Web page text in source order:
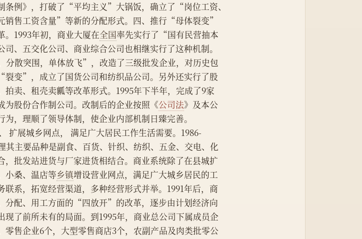
条例》，打破了“平均主义”大锅饭，确立了“岗位工资、
销售工资含量”等新的分配形式。四、推行“母体裂变”
。1993年初，商业大厦在全国率先实行了“国有民营抽本
、五交化公司、商业综合公司也相继实行了这种机制。
分散突围，单体放飞”，改造了三级批发企业，对历史包
变”，成立了国货公司和纺织品公司。另外还实行了股
拍卖、租壳卖瓤等改革形式。1995年下半年，完成了9家
为股份合作制公司。改制后的企业按照《公司法》及本公
，理顺了领导体制，使企业内部机制日臻完善。
、 扩展城乡网点， 满足广大居民工作生活需要。1986-
其主要品种是副食、百货、针织、纺织、五金、交电、化
，批发站进货与厂家进货相结合。商业系统除了在县城扩
小桑、温店等乡镇增设营业网点，满足广大城乡居民的工
联系，拓宽经营渠道，多种经营形式并举。1991年后，商
分配、用工方面的“四放开”的改革，逐步由计划经济向
现了前所未有的局面。到1995年，商业总公司下属成员企
零售企业6个，大型零售商店3个，农副产品及肉类批零公